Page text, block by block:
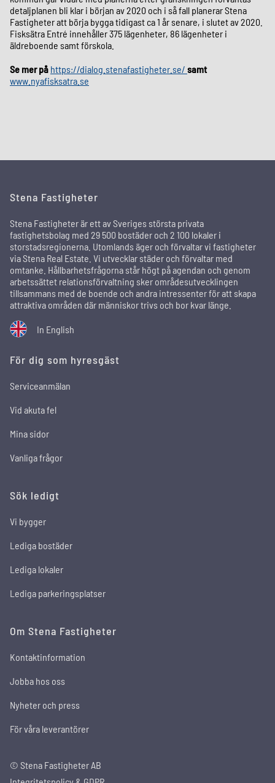
detaljplanen bli klar i början av 2020 och i så fall planerar Stena
Fastigheter att börja bygga tidigast ca 1 år senare, i slutet av 2020.
Fisksätra Entré innehåller 375 lägenheter, 86 lägenheter i
äldreboende samt förskola.
Se mer på https://dialog.stenafastigheter.se/ samt
www.nyafisksatra.se
Stena Fastigheter
Stena Fastigheter är ett av Sveriges största privata
fastighetsbolag med 29 500 bostäder och 2 100 lokaler i
storstadsregionerna. Utomlands äger och förvaltar vi fastigheter
via Stena Real Estate. Vi utvecklar städer och förvaltar med
omtanke. Hållbarhetsfrågorna står högt på agendan och genom
arbetssättet relationsförvaltning sker områdesutvecklingen
tillsammans med de boende och andra intressenter för att skapa
attraktiva områden där människor trivs och bor kvar länge.
In English
För dig som hyresgäst
Serviceanmälan
Vid akuta fel
Mina sidor
Vanliga frågor
Sök ledigt
Vi bygger
Lediga bostäder
Lediga lokaler
Lediga parkeringsplatser
Om Stena Fastigheter
Kontaktinformation
Jobba hos oss
Nyheter och press
För våra leverantörer
© Stena Fastigheter AB